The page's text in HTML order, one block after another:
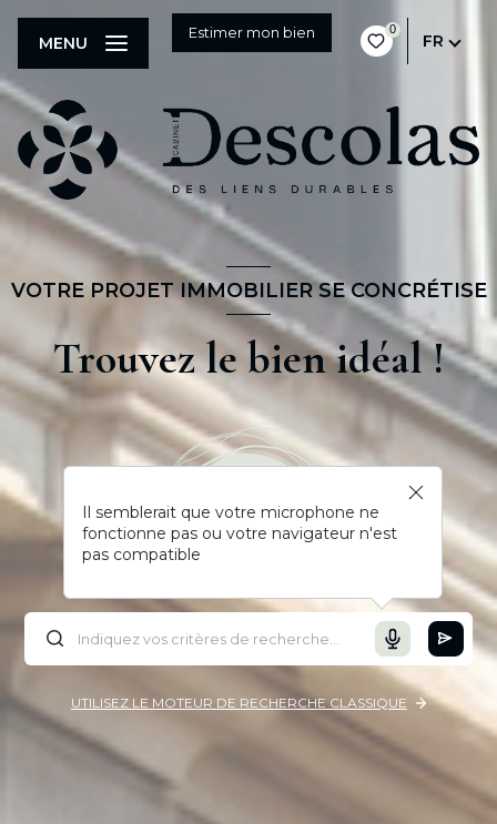
Estimer mon bien 0
FR
MENU
VOTRE PROJET IMMOBILIER SE CONCRÉTISE
Trouvez le bien idéal !
Il semblerait que votre microphone ne
fonctionne pas ou votre navigateur n'est
pas compatible
UTILISEZ LE MOTEUR DE RECHERCHE CLASSIQUE